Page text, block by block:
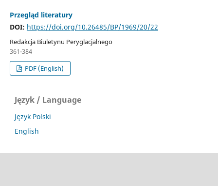
Przegląd literatury
DOI: https://doi.org/10.26485/BP/1969/20/22
Redakcja Biuletynu Peryglacjalnego
361-384
PDF (English)
Język / Language
Język Polski
English